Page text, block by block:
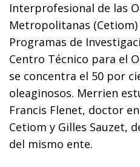
Interprofesional de las
Metropolitanas
Programas de
Centro Técnico para el
se concentra el 50 por
oleaginosos. Merrien
Francis Flenet, doctor
Cetiom y Gilles Sauzet,
del mismo ente.